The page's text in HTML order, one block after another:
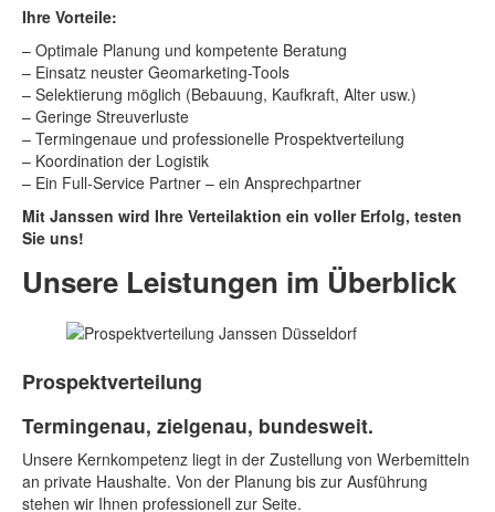
Ihre Vorteile:
– Optimale Planung und kompetente Beratung
– Einsatz neuster Geomarketing-Tools
– Selektierung möglich (Bebauung, Kaufkraft, Alter usw.)
– Geringe Streuverluste
– Termingenaue und professionelle Prospektverteilung
– Koordination der Logistik
– Ein Full-Service Partner – ein Ansprechpartner
Mit Janssen wird Ihre Verteilaktion ein voller Erfolg, testen
Sie uns!
Unsere Leistungen im Überblick
Prospektverteilung
Termingenau, zielgenau, bundesweit.
Unsere Kernkompetenz liegt in der Zustellung von Werbemitteln
an private Haushalte. Von der Planung bis zur Ausführung
stehen wir Ihnen professionell zur Seite.